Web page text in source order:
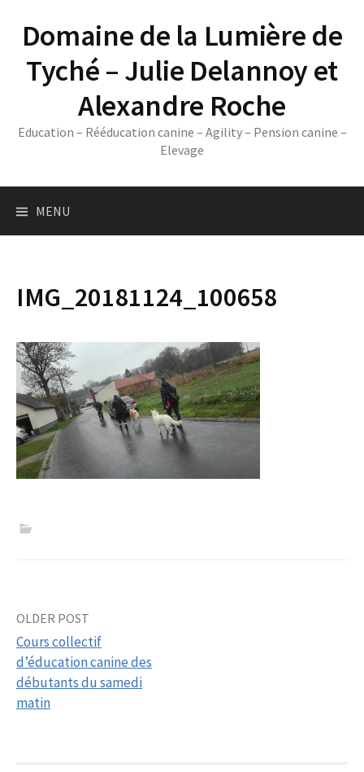
contentDomaine de la Lumière de
Tyché – Julie Delannoy et
Alexandre Roche
Education – Rééducation canine – Agility – Pension canine –
Elevage
MENU
IMG_20181124_100658
Post
navigation
OLDER POST
Cours collectif
d’éducation canine des
débutants du samedi
matin